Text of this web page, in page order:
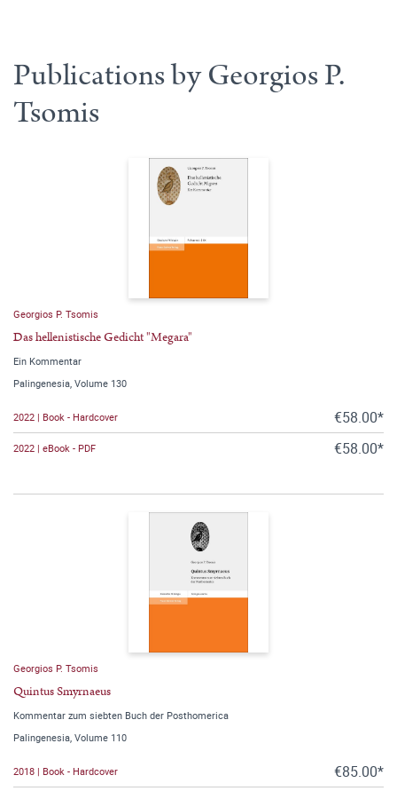
Publications by Georgios P.
Tsomis
Georgios P. Tsomis
Das hellenistische Gedicht "Megara"
Ein Kommentar
Palingenesia, Volume 130
2022 | Book - Hardcover €58.00*
2022 | eBook - PDF €58.00*
Georgios P. Tsomis
Quintus Smyrnaeus
Kommentar zum siebten Buch der Posthomerica
Palingenesia, Volume 110
2018 | Book - Hardcover €85.00*